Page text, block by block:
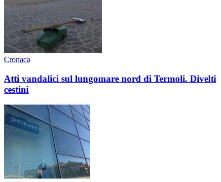
Cronaca
Atti vandalici sul lungomare nord di Termoli. Divelti
cestini